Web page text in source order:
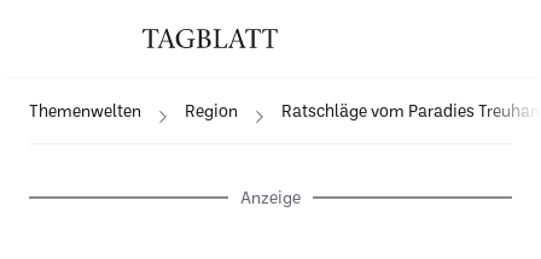
Themenwelten Region Ratschläge vom Paradies
Anzeige